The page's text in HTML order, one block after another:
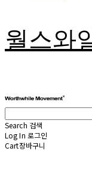
월스와
Search 검색
Log In 로그인
Cart장바구니